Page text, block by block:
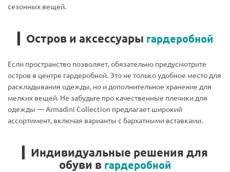
сезонных вещей.
▎Остров и аксессуары гардеробной
Если пространство позволяет, обязательно предусмотрите
остров в центре гардеробной. Это не только удобное место для
раскладывания одежды, но и дополнительное хранение для
мелких вещей. Не забудьте про качественные плечики для
одежды — Armadini Collection предлагает широкий
ассортимент, включая варианты с бархатными вставками.
▎Индивидуальные решения для
обуви в гардеробной